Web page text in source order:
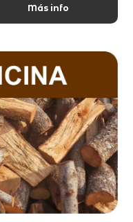
Más info